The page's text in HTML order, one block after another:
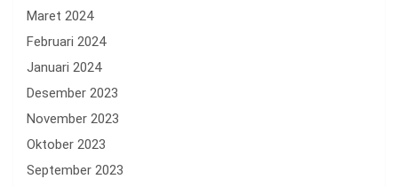
Maret 2024
Februari 2024
Januari 2024
Desember 2023
November 2023
Oktober 2023
September 2023